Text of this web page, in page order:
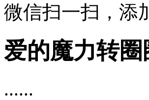
微信扫一扫，添
爱的魔力转圈
......